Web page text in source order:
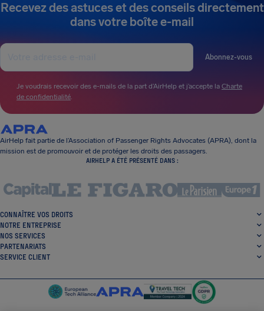
Recevez des astuces et des conseils directement
dans votre boîte e-mail
Abonnez-vous
Je voudrais recevoir des e-mails de la part d’AirHelp et j’accepte la Charte
de confidentialité.
AirHelp fait partie de l’Association of Passenger Rights Advocates (APRA), dont la
mission est de promouvoir et de protéger les droits des passagers.
AIRHELP A ÉTÉ PRÉSENTÉ DANS :
CONNAÎTRE VOS DROITS
NOTRE ENTREPRISE
NOS SERVICES
PARTENARIATS
SERVICE CLIENT